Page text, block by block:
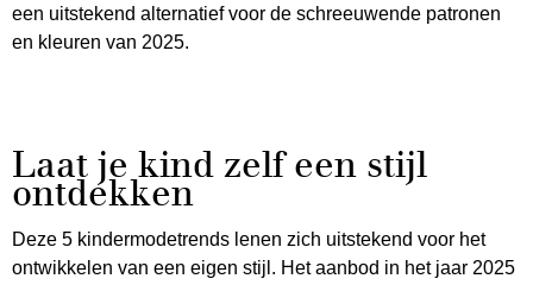
een uitstekend alternatief voor de schreeuwende patronen
en kleuren van 2025.
Laat je kind zelf een stijl
ontdekken
Deze 5 kindermodetrends lenen zich uitstekend voor het
ontwikkelen van een eigen stijl. Het aanbod in het jaar 2025